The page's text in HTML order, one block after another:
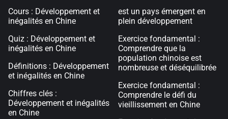
Cours : Développement et
inégalités en Chine
Quiz : Développement et
inégalités en Chine
Définitions : Développement
et inégalités en Chine
Chiffres clés :
Développement et inégalités
en Chine
est un pays émergent en
plein développement
Exercice fondamental :
Comprendre que la
population chinoise est
nombreuse et déséquilibrée
Exercice fondamental :
Comprendre le défi du
vieillissement en Chine